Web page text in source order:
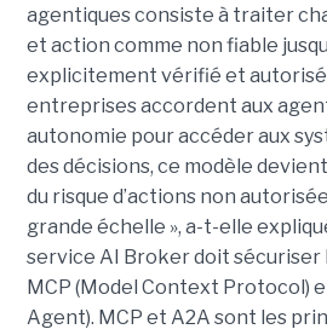
agentiques consiste à traiter
et action comme non fiable
explicitement vérifié et autorisé.
entreprises accordent aux
autonomie pour accéder aux
des décisions, ce modèle
du risque d’actions non
grande échelle », a-t-elle
service AI Broker doit sécuriser
MCP (Model Context Protocol)
Agent). MCP et A2A sont les